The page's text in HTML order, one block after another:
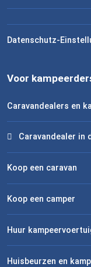
Datenschutz-
Voor
Caravandealers en
Caravandealer in
Koop een caravan
Koop een camper
Huur
Huisbeurzen en